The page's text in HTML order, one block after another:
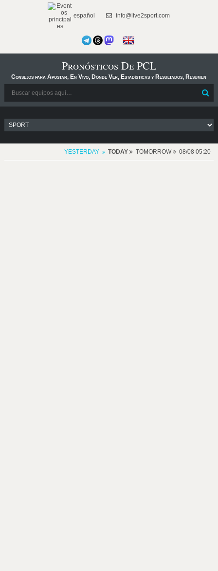
español info@live2sport.com
Pronósticos De PCL
Consejos para Apostar, En Vivo, Dónde Ver, Estadísticas y Resultados, Resumen
YESTERDAY TODAY TOMORROW 08/08 05:20